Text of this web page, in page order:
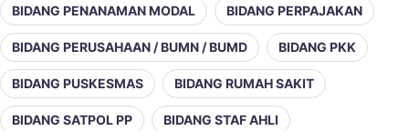
BIDANG PENANAMAN MODAL BIDANG PERPAJAKAN
BIDANG PERUSAHAAN / BUMN / BUMD BIDANG PKK
BIDANG PUSKESMAS BIDANG RUMAH SAKIT
BIDANG SATPOL PP BIDANG STAF AHLI